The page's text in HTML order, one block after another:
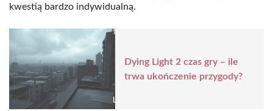
kwestią bardzo indywidualną.
Dying Light 2 czas gry – ile
trwa ukończenie przygody?